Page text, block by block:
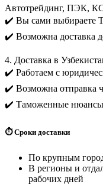
Автотрейдинг, ПЭК,
✔️ Вы сами выбираете
✔️ Возможна доставка
4. Доставка в
✔️ Работаем с
✔️ Возможна отправка
✔️ Таможенные
⏱️ Сроки доставки
По крупным
В регионы и
рабочих дней